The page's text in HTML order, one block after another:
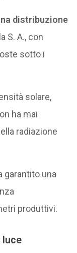
distribuzione
S. A., con
sotto i
solare,
ha mai
radiazione
garantito una
produttivi.
luce